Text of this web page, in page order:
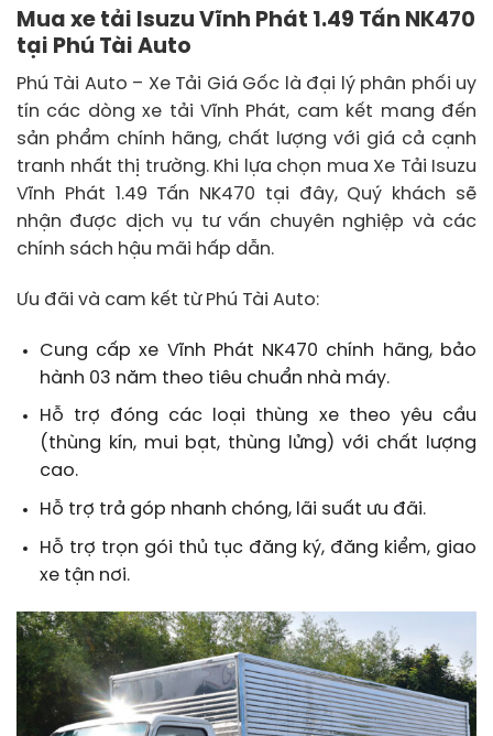
Mua xe tải Isuzu Vĩnh Phát 1.49 Tấn NK470
tại Phú Tài Auto
Phú Tài Auto – Xe Tải Giá Gốc là đại lý phân phối uy
tín các dòng xe tải Vĩnh Phát, cam kết mang đến
sản phẩm chính hãng, chất lượng với giá cả cạnh
tranh nhất thị trường. Khi lựa chọn mua Xe Tải Isuzu
Vĩnh Phát 1.49 Tấn NK470 tại đây, Quý khách sẽ
nhận được dịch vụ tư vấn chuyên nghiệp và các
chính sách hậu mãi hấp dẫn.
Ưu đãi và cam kết từ Phú Tài Auto:
Cung cấp xe Vĩnh Phát NK470 chính hãng, bảo
hành 03 năm theo tiêu chuẩn nhà máy.
Hỗ trợ đóng các loại thùng xe theo yêu cầu
(thùng kín, mui bạt, thùng lửng) với chất lượng
cao.
Hỗ trợ trả góp nhanh chóng, lãi suất ưu đãi.
Hỗ trợ trọn gói thủ tục đăng ký, đăng kiểm, giao
xe tận nơi.